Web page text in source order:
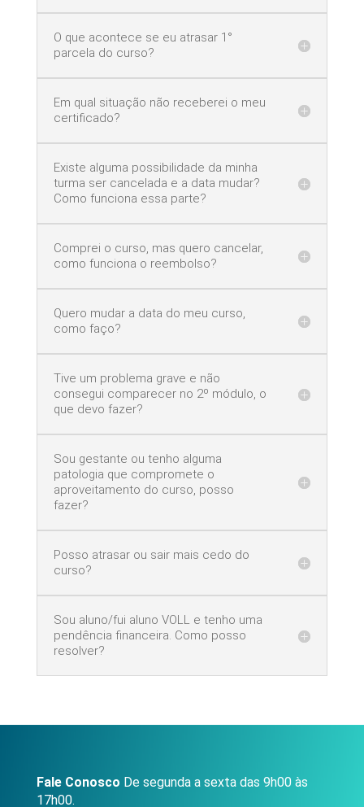
O que acontece se eu atrasar 1°
parcela do curso?
Em qual situação não receberei o meu
certificado?
Existe alguma possibilidade da minha
turma ser cancelada e a data mudar?
Como funciona essa parte?
Comprei o curso, mas quero cancelar,
como funciona o reembolso?
Quero mudar a data do meu curso,
como faço?
Tive um problema grave e não
consegui comparecer no 2º módulo, o
que devo fazer?
Sou gestante ou tenho alguma
patologia que compromete o
aproveitamento do curso, posso
fazer?
Posso atrasar ou sair mais cedo do
curso?
Sou aluno/fui aluno VOLL e tenho uma
pendência financeira. Como posso
resolver?
Fale Conosco De segunda a sexta das 9h00 às
17h00.